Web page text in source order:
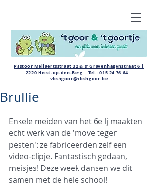
Pastoor Mellaertsstraat 32 & s' Gravenhagenstraat 6 |
2220 Heist-op-den-Berg | Tel.:015 24 76 64 |
vbshgoor@vbshgoor.be
Brullie
Enkele meiden van het 6e lj maakten
echt werk van de 'move tegen
pesten': ze fabriceerden zelf een
video-clipje. Fantastisch gedaan,
meisjes! Deze week dansen we dit
samen met de hele school!